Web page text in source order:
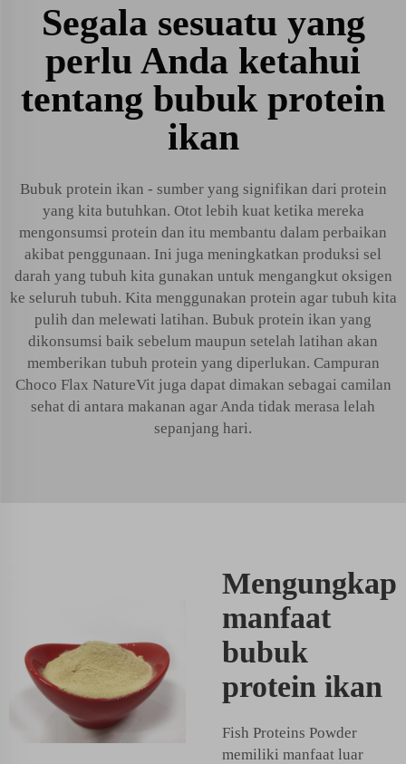
Segala sesuatu yang
perlu Anda ketahui
tentang bubuk protein
ikan
Bubuk protein ikan - sumber yang signifikan dari protein
yang kita butuhkan. Otot lebih kuat ketika mereka
mengonsumsi protein dan itu membantu dalam perbaikan
akibat penggunaan. Ini juga meningkatkan produksi sel
darah yang tubuh kita gunakan untuk mengangkut oksigen
ke seluruh tubuh. Kita menggunakan protein agar tubuh kita
pulih dan melewati latihan. Bubuk protein ikan yang
dikonsumsi baik sebelum maupun setelah latihan akan
memberikan tubuh protein yang diperlukan. Campuran
Choco Flax NatureVit juga dapat dimakan sebagai camilan
sehat di antara makanan agar Anda tidak merasa lelah
sepanjang hari.
Mengungkap
manfaat
bubuk
protein ikan
Fish Proteins Powder
memiliki manfaat luar